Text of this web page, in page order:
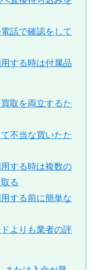
話で確認をして
する時は付属品
取を両立するた
不当な買いたた
する時は複数の
る
する前に簡単な
よりも業者の評